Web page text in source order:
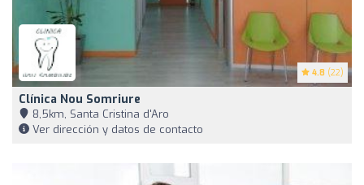
4.8 (22)
Clínica Nou Somriure
8,5km, Santa Cristina d'Aro
Ver dirección y datos de contacto